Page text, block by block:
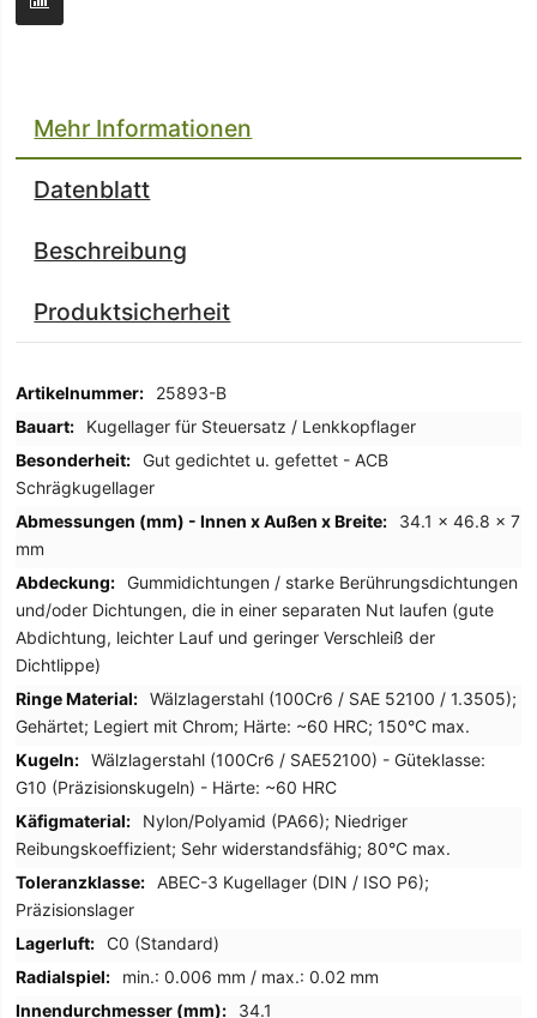
Mehr Informationen
Datenblatt
Beschreibung
Produktsicherheit
Mehr
Informationen
25893-B
Kugellager für Steuersatz / Lenkkopflager
Gut gedichtet u. gefettet - ACB
Schrägkugellager
34.1 x 46.8 x 7
mm
Gummidichtungen / starke Berührungsdichtungen
und/oder Dichtungen, die in einer separaten Nut laufen (gute
Abdichtung, leichter Lauf und geringer Verschleiß der
Dichtlippe)
Wälzlagerstahl (100Cr6 / SAE 52100 / 1.3505);
Gehärtet; Legiert mit Chrom; Härte: ~60 HRC; 150°C max.
Wälzlagerstahl (100Cr6 / SAE52100) - Güteklasse:
G10 (Präzisionskugeln) - Härte: ~60 HRC
Nylon/Polyamid (PA66); Niedriger
Reibungskoeffizient; Sehr widerstandsfähig; 80°C max.
ABEC-3 Kugellager (DIN / ISO P6);
Präzisionslager
C0 (Standard)
min.: 0.006 mm / max.: 0.02 mm
34.1